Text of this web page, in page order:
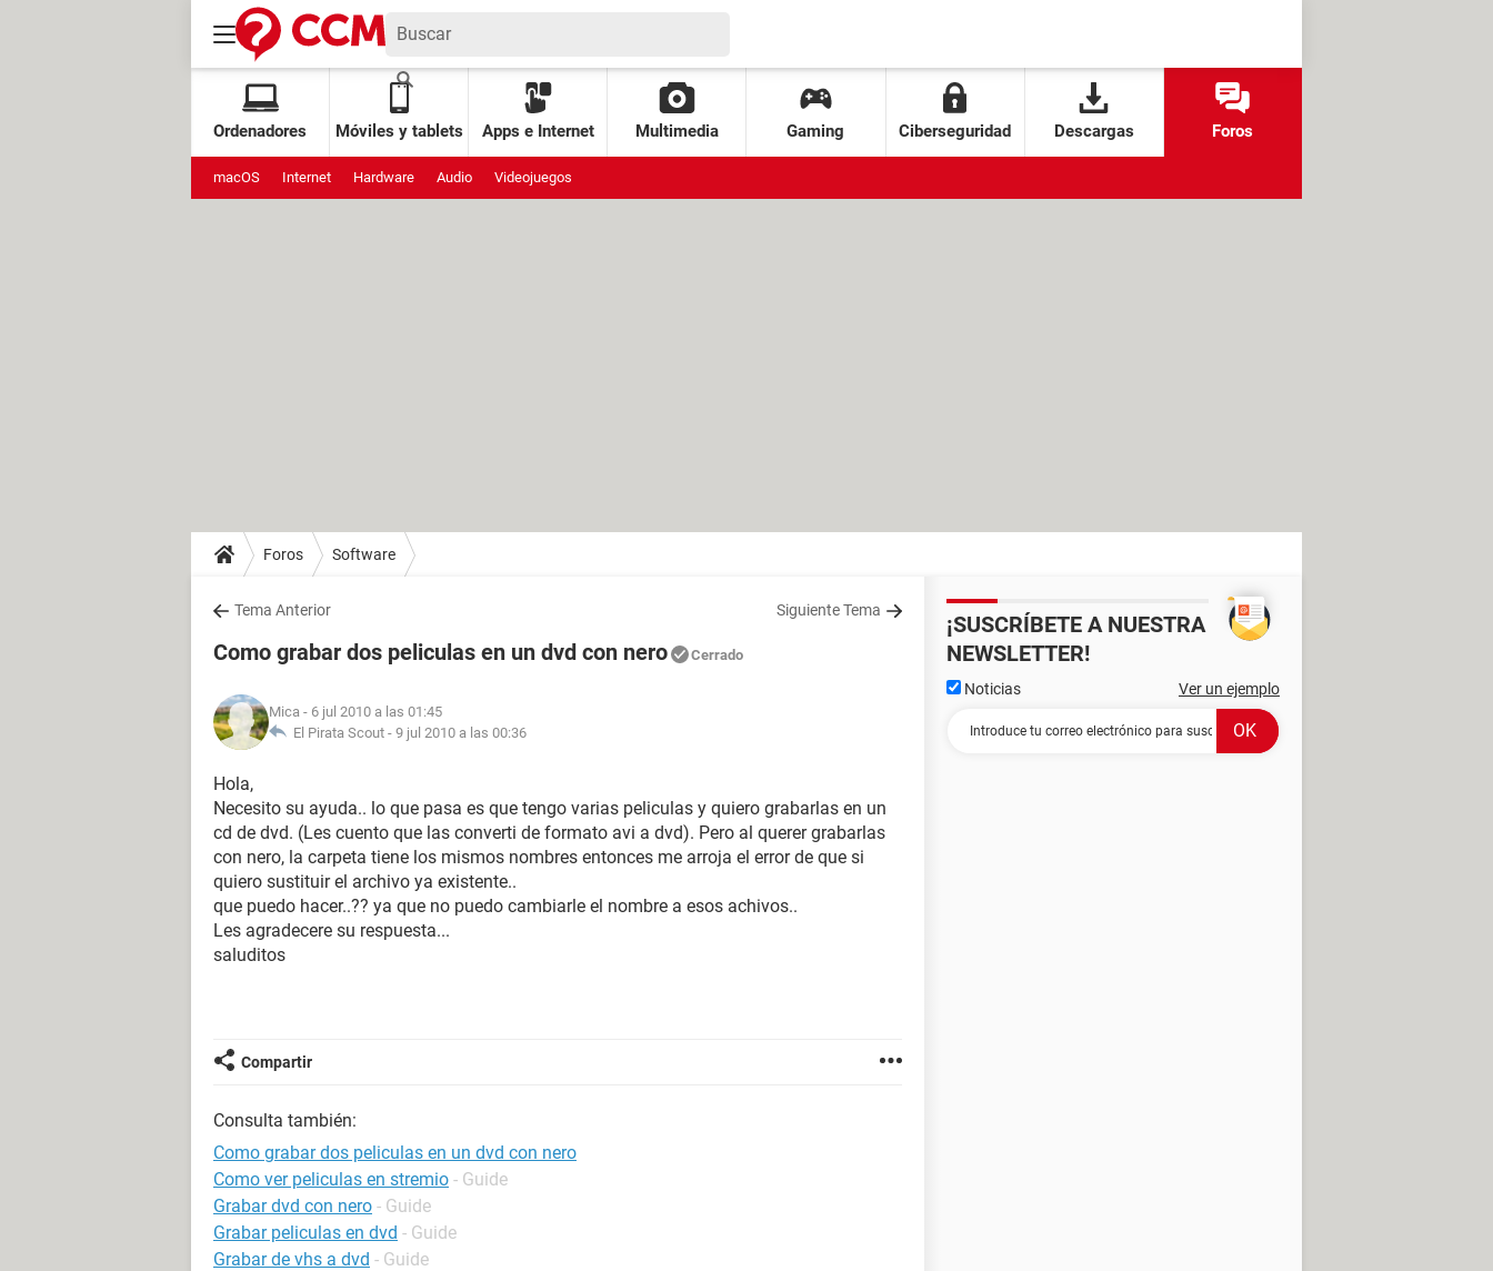
Ordenadores Móviles y tablets Apps e Internet Multimedia Gaming Ciberseguridad Descargas Foros
macOS Internet Hardware Audio Videojuegos
Foros Software
Tema Anterior Siguiente Tema
Como grabar dos peliculas en un dvd con nero Cerrado
Mica - 6 jul 2010 a las 01:45
El Pirata Scout - 9 jul 2010 a las 00:36
Hola,
Necesito su ayuda.. lo que pasa es que tengo varias peliculas y quiero grabarlas en un
cd de dvd. (Les cuento que las converti de formato avi a dvd). Pero al querer grabarlas
con nero, la carpeta tiene los mismos nombres entonces me arroja el error de que si
quiero sustituir el archivo ya existente..
que puedo hacer..?? ya que no puedo cambiarle el nombre a esos achivos..
Les agradecere su respuesta...
saluditos
Compartir
Consulta también:
Como grabar dos peliculas en un dvd con nero
Como ver peliculas en stremio - Guide
Grabar dvd con nero - Guide
Grabar peliculas en dvd - Guide
Grabar de vhs a dvd - Guide
¡SUSCRÍBETE A NUESTRA
NEWSLETTER!
Noticias Ver un ejemplo